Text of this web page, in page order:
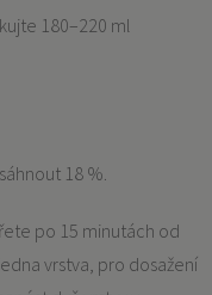
180–220 ml
18 %.
po 15 minutách od
vrstva, pro dosažení